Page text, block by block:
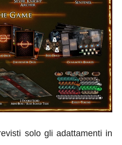
solo gli adattamenti in